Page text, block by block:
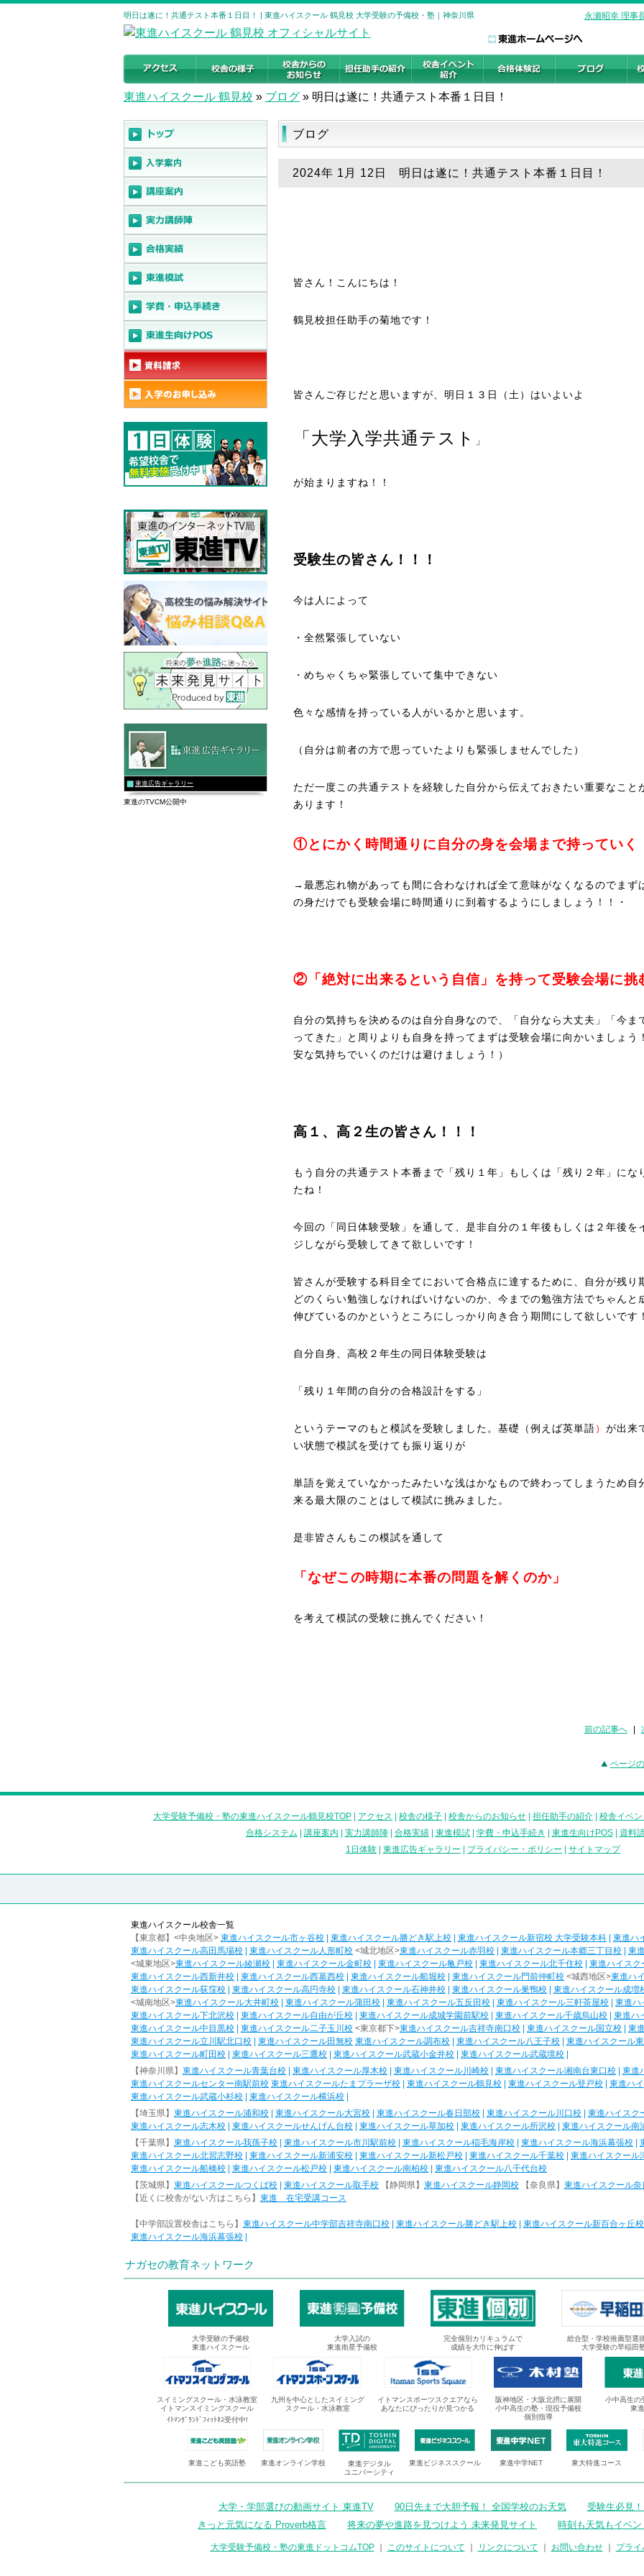
明日は遂に！共通テスト本番１日目！ | 東進ハイスクール 鶴見校 大学受験の予備校・塾｜神奈川県 永瀬昭幸 理事
東進ハイスクール 鶴見校 » ブログ » 明日は遂に！共通テスト本番１日目！
ブログ
2024年 1月 12日 明日は遂に！共通テスト本番１日目！
皆さん！こんにちは！
鶴見校担任助手の菊地です！
皆さんご存じだと思いますが、明日１３日（土）はいよいよ
「大学入学共通テスト 」
が始まりますね！！
受験生の皆さん！！！
今は人によって
・全然緊張していない
・めちゃくちゃ緊張していて集中できない
色々な感情を持っている人がいるかと思います。
（自分は前者の方で思っていたよりも緊張しませんでした）
ただ一度この共通テストを経験した自分から伝えておきたい重要なこと
あります！
①とにかく時間通りに自分の身を会場まで持っていく
→最悪忘れ物があっても間に合わなければ全て意味がなくなるのでまず
の身だけでも受験会場に時間通りに到着するようにしましょう！！・
②「絶対に出来るという自信」を持って受験会場に挑
自分の気持ちを決めるのは自分自身なので、「自分なら大丈夫」「今ま
ってきた」と周りよりも自身を持ってまずは受験会場に向かいましょう
安な気持ちでいくのだけは避けましょう！）
高１、高２生の皆さん！！！
もう自分の共通テスト本番まで「残り１年」もしくは「残り２年」にな
たね！
今回の「同日体験受験」を通して、是非自分の１年後もしくは２年後を
ジしながら受験してきて欲しいです！
皆さんが受験する科目全てにおいて合格点に達するために、自分が残り
どのくらい勉強しなければいけないのか、今までの勉強方法でちゃんと
伸びているのかというところにしっかり向き合う期間にして欲しいです！
自分自身、高校２年生の同日体験受験は
「残り１年間の自分の合格設計をする」
というテーマのもと模試を受験しました。基礎（例えば英単語） が出来
い状態で模試を受けても振り返りが
単語を覚えていなかったみたいな浅はかなもので終わってしまうため自
来る最大限のことはして模試に挑みました。
是非皆さんもこの模試を通して
「なぜこの時期に本番の問題を解くのか」
を考えて模試の受験に挑んでください！
前の記事へ
ページ
東進広告ギャラリー
東進のTVCM公開中
大学受験予備校・塾の東進ハイスクール鶴見校TOP アクセス 校舎の様子 校舎からのお知らせ 担任助手の紹介 校舎イベ
合格システム
講座案内 実力講師陣| 合格実績| 東進模試| 学費・申込手続き 東進生向けPOS| 資料
1日体験
東進広告ギャラリー プライバシー・ポリシー サイトマップ
東進ハイスクール校舎一覧
【東京都】<中央地区> 東進ハイスクール市ヶ谷校 東進ハイスクール勝どき駅上校 東進ハイスクール新宿校 大学受験本科 東進ハ
東進ハイスクール高田馬場校
東進ハイスクール人形町校 <城北地区>東進ハイスクール赤羽校 東進ハイスクール本郷三丁目校
東
<城東地区>東進ハイスクール綾瀬校 東進ハイスクール金町校 東進ハイスクール亀戸校 東進ハイスクール北千住校 東進ハイスク
東進ハイスクール西新井校
東進ハイスクール西葛西校 東進ハイスクール船堀校 東進ハイスクール門前仲町校 <城西地区>東進ハ
東進ハイスクール荻窪校
東進ハイスクール高円寺校 東進ハイスクール石神井校 東進ハイスクール巣鴨校 東進ハイスクール成増
<城南地区>東進ハイスクール大井町校 東進ハイスクール蒲田校 東進ハイスクール五反田校 東進ハイスクール三軒茶屋校 東進ハ
東進ハイスクール下北沢校
東進ハイスクール自由が丘校 東進ハイスクール成城学園前駅校 東進ハイスクール千歳烏山校
東進ハ
東進ハイスクール中目黒校
東進ハイスクール二子玉川校 <東京都下>東進ハイスクール吉祥寺南口校 東進ハイスクール国立校 東
東進ハイスクール立川駅北口校
東進ハイスクール田無校 東進ハイスクール調布校 東進ハイスクール八王子校 東進ハイスクール
東進ハイスクール町田校
東進ハイスクール三鷹校 東進ハイスクール武蔵小金井校 東進ハイスクール武蔵境校
【神奈川県】 東進ハイスクール青葉台校 東進ハイスクール厚木校 東進ハイスクール川崎校 東進ハイスクール湘南台東口校 東進
東進ハイスクールセンター南駅前校 東進ハイスクールたまプラーザ校 東進ハイスクール鶴見校 東進ハイスクール登戸校 東進ハ
東進ハイスクール武蔵小杉校
東進ハイスクール横浜校
【埼玉県】 東進ハイスクール浦和校 東進ハイスクール大宮校 東進ハイスクール春日部校 東進ハイスクール川口校 東進ハイスク
東進ハイスクール志木校
東進ハイスクールせんげん台校 東進ハイスクール草加校 東進ハイスクール所沢校 東進ハイスクール南
【千葉県】 東進ハイスクール我孫子校 東進ハイスクール市川駅前校 東進ハイスクール稲毛海岸校 東進ハイスクール海浜幕張校
東進ハイスクール北習志野校
東進ハイスクール新浦安校 東進ハイスクール新松戸校 東進ハイスクール千葉校 東進ハイスクール
東進ハイスクール船橋校
東進ハイスクール松戸校 東進ハイスクール南柏校
東進ハイスクール八千代台校
【茨城県】 東進ハイスクールつくば校 東進ハイスクール取手校 【静岡県】 東進ハイスクール静岡校 【奈良県】 東進ハイスクール奈
【近くに校舎がない方はこちら】 東進 在宅受講コース
【中学部設置校舎はこちら】 東進ハイスクール中学部吉祥寺南口校 東進ハイスクール勝どき駅上校 東進ハイスクール新百合ヶ丘校
東進ハイスクール海浜幕張校
ナガセの教育ネットワーク
大学受験の予備校
東進ハイスクール
大学入試の
東進衛星予備校
完全個別カリキュラムで
成績を大巾に伸ばす
総合型・学校推薦型選
大学受験の早稲田
スイミングスクール・水泳教室
イトマンスイミングスクール
ｲﾄﾏﾝｸﾞﾗﾝﾄﾞﾌｨｯﾄﾈｽ受付中!
九州を中心としたスイミング
スクール・水泳教室
イトマンスポーツスクエアなら
あなたにぴったりが見つかる
阪神地区・大阪北摂に展開
小中高生の塾・現役予備校
個別指導
小中高生の
東
東進こども英語塾 東進オンライン学校
東進デジタル
ユニバーシティ
東進ビジネススクール 東進中学NET 東大特進コース
大学・学部選びの動画サイト 東進TV 90日先まで大胆予報！ 全国学校のお天気
受験生必見
きっと元気になる Proverb格言
将来の夢や進路を見つけよう 未来発見サイト 時刻も天気もイベ
大学受験予備校・塾の東進ドットコムTOP｜ このサイトについて リンクについて お問い合わせ｜ プラ